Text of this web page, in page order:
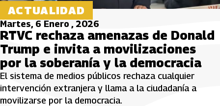
ACTUALIDAD
Martes, 6 Enero , 2026
RTVC rechaza amenazas de Donald
Trump e invita a movilizaciones
por la soberanía y la democracia
El sistema de medios públicos rechaza cualquier
intervención extranjera y llama a la ciudadanía a
movilizarse por la democracia.